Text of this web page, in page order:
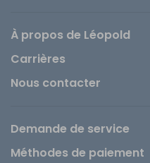
À propos de Léopold
Carrières
Nous contacter
Demande de service
Méthodes de paiement